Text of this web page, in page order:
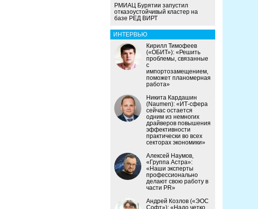
РМИАЦ Бурятии запустил
отказоустойчивый кластер на
базе РЕД ВИРТ
ИНТЕРВЬЮ
Кирилл Тимофеев
(«ОБИТ»): «Решить
проблемы, связанные
с
импортозамещением,
поможет планомерная
работа»
Никита Кардашин
(Naumen): «ИТ-сфера
сейчас остается
одним из немногих
драйверов повышения
эффективности
практически во всех
секторах экономики»
Алексей Наумов,
«Группа Астра»:
«Наши эксперты
профессионально
делают свою работу в
части PR»
Андрей Козлов («ЭОС